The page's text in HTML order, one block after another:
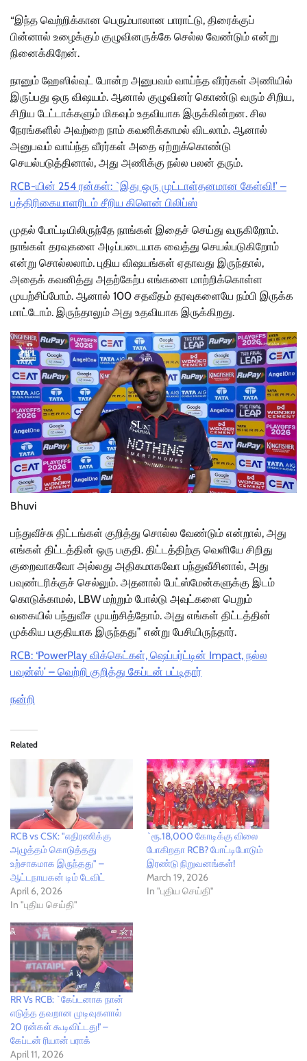
“இந்த வெற்றிக்கான பெரும்பாலான பாராட்டு, திரைக்குப்
பின்னால் உழைக்கும் குழுவினருக்கே செல்ல வேண்டும் என்று
நினைக்கிறேன்.
நானும் ஹேஸில்வுட் போன்ற அனுபவம் வாய்ந்த வீரர்கள் அணியில்
இருப்பது ஒரு விஷயம். ஆனால் குழுவினர் கொண்டு வரும் சிறிய,
சிறிய டேட்டாக்களும் மிகவும் உதவியாக இருக்கின்றன. சில
நேரங்களில் அவற்றை நாம் கவனிக்காமல் விடலாம். ஆனால்
அனுபவம் வாய்ந்த வீரர்கள் அதை ஏற்றுக்கொண்டு
செயல்படுத்தினால், அது அணிக்கு நல்ல பலன் தரும்.
RCB-யின் 254 ரன்கள்: `இது ஒரு முட்டாள்தனமான கேள்வி!’ –
பத்திரிகையாளரிடம் சீறிய கிளென் பிலிப்ஸ்
முதல் போட்டியிலிருந்தே நாங்கள் இதைச் செய்து வருகிறோம்.
நாங்கள் தரவுகளை அடிப்படையாக வைத்து செயல்படுகிறோம்
என்று சொல்லலாம். புதிய விஷயங்கள் ஏதாவது இருந்தால்,
அதைக் கவனித்து அதற்கேற்ப எங்களை மாற்றிக்கொள்ள
முயற்சிப்போம். ஆனால் 100 சதவீதம் தரவுகளையே நம்பி இருக்க
மாட்டோம். இருந்தாலும் அது உதவியாக இருக்கிறது.
Bhuvi
பந்துவீச்சு திட்டங்கள் குறித்து சொல்ல வேண்டும் என்றால், அது
எங்கள் திட்டத்தின் ஒரு பகுதி. திட்டத்திற்கு வெளியே சிறிது
குறைவாகவோ அல்லது அதிகமாகவோ பந்துவீசினால், அது
பவுண்டரிக்குச் செல்லும். அதனால் பேட்ஸ்மேன்களுக்கு இடம்
கொடுக்காமல், LBW மற்றும் போல்டு அவுட்களை பெறும்
வகையில் பந்துவீச முயற்சித்தோம். அது எங்கள் திட்டத்தின்
முக்கிய பகுதியாக இருந்தது” என்று பேசியிருந்தார்.
RCB: ‘PowerPlay விக்கெட்கள், ஷெப்பர்ட்டின் Impact, நல்ல
பவுன்ஸ்’ – வெற்றி குறித்து கேப்டன் பட்டிதார்
நன்றி
Related
RCB vs CSK: "எதிரணிக்கு
அழுத்தம் கொடுத்தது
உற்சாகமாக இருந்தது" –
ஆட்டநாயகன் டிம் டேவிட்
April 6, 2026
In "புதிய செய்தி"
`ரூ.18,000 கோடிக்கு விலை
போகிறதா RCB? போட்டிபோடும்
இரண்டு நிறுவனங்கள்!
March 19, 2026
In "புதிய செய்தி"
RR Vs RCB: `கேப்டனாக நான்
எடுத்த தவறான முடிவுகளால்
20 ரன்கள் கூடிவிட்டது!' –
கேப்டன் ரியான் பராக்
April 11, 2026